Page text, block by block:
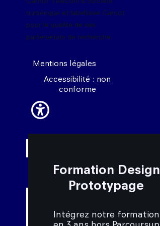
Formation Design
Prototypage
Intégrez notre formation
numérique et labellisée Carnot
pour la qualité de ses
partenariats de recherche.
Mentions légales
Accessibilité : non
conforme